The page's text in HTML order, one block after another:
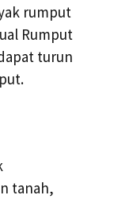
rumput
Rumput
turun
tanah,